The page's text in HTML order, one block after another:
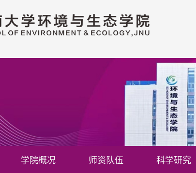
学院概况 师资队伍 科学研究